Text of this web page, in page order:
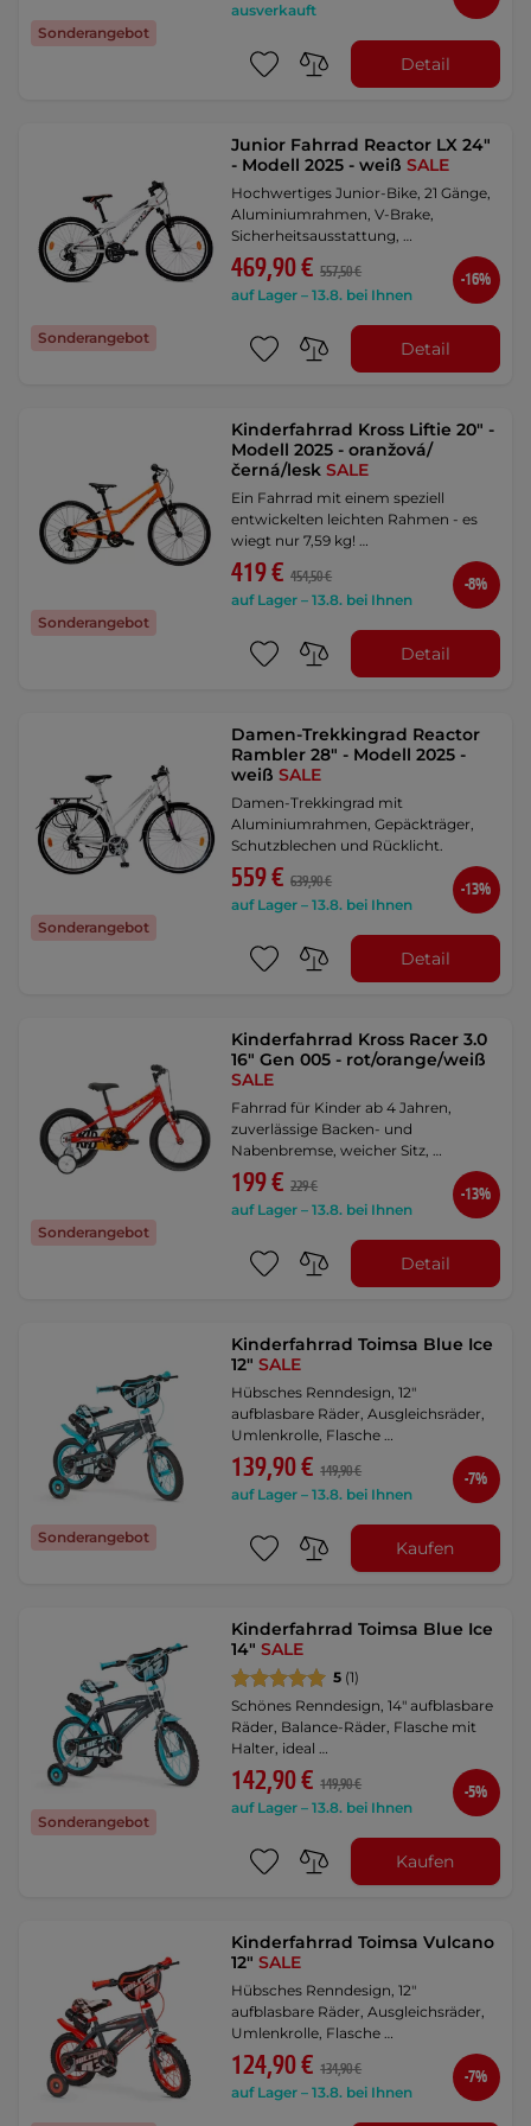
Sonderangebot
ausverkauft
Detail
Sonderangebot
Junior Fahrrad Reactor LX 24"
- Modell 2025 - weißSALE
Hochwertiges Junior-Bike, 21 Gänge,
Aluminiumrahmen, V-Brake,
Sicherheitsausstattung, …
469,90 € 557,50 €
auf Lager – 13.8. bei Ihnen
-16%
Detail
Sonderangebot
Kinderfahrrad Kross Liftie 20" -
Modell 2025 - oranžová/
černá/leskSALE
Ein Fahrrad mit einem speziell
entwickelten leichten Rahmen - es
wiegt nur 7,59 kg! …
419 € 454,50 €
auf Lager – 13.8. bei Ihnen
-8%
Detail
Sonderangebot
Damen-Trekkingrad Reactor
Rambler 28" - Modell 2025 -
weißSALE
Damen-Trekkingrad mit
Aluminiumrahmen, Gepäckträger,
Schutzblechen und Rücklicht.
559 € 639,90 €
auf Lager – 13.8. bei Ihnen
-13%
Detail
Sonderangebot
Kinderfahrrad Kross Racer 3.0
16" Gen 005 - rot/orange/weiß
SALE
Fahrrad für Kinder ab 4 Jahren,
zuverlässige Backen- und
Nabenbremse, weicher Sitz, …
199 € 229 €
auf Lager – 13.8. bei Ihnen
-13%
Detail
Sonderangebot
Kinderfahrrad Toimsa Blue Ice
12"SALE
Hübsches Renndesign, 12"
aufblasbare Räder, Ausgleichsräder,
Umlenkrolle, Flasche …
139,90 € 149,90 €
auf Lager – 13.8. bei Ihnen
-7%
Kaufen
Sonderangebot
Kinderfahrrad Toimsa Blue Ice
14"SALE
5 (1)
Schönes Renndesign, 14" aufblasbare
Räder, Balance-Räder, Flasche mit
Halter, ideal …
142,90 € 149,90 €
auf Lager – 13.8. bei Ihnen
-5%
Kaufen
Kinderfahrrad Toimsa Vulcano
12"SALE
Hübsches Renndesign, 12"
aufblasbare Räder, Ausgleichsräder,
Umlenkrolle, Flasche …
124,90 € 134,90 €
auf Lager – 13.8. bei Ihnen
-7%